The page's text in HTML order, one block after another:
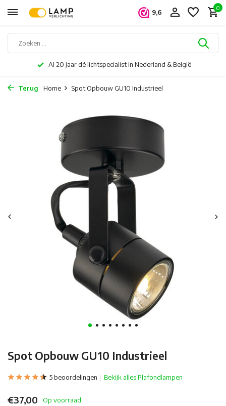
9,6
0
Al 20 jaar dé lichtspecialist in Nederland & België
Terug Home Spot Opbouw GU10 Industrieel
Spot Opbouw GU10 Industrieel
5 beoordelingen Bekijk alles Plafondlampen
€37,00
Op voorraad